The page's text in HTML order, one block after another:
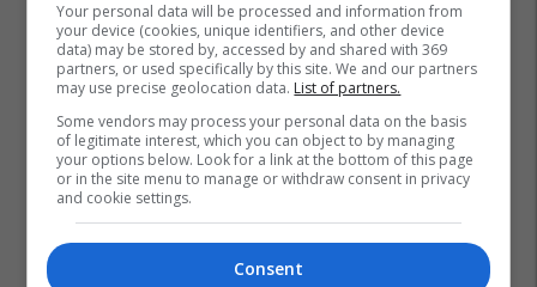
Your personal data will be processed and information from
your device (cookies, unique identifiers, and other device
data) may be stored by, accessed by and shared with 369
partners, or used specifically by this site. We and our partners
may use precise geolocation data. List of partners.
Some vendors may process your personal data on the basis
of legitimate interest, which you can object to by managing
your options below. Look for a link at the bottom of this page
or in the site menu to manage or withdraw consent in privacy
and cookie settings.
Consent